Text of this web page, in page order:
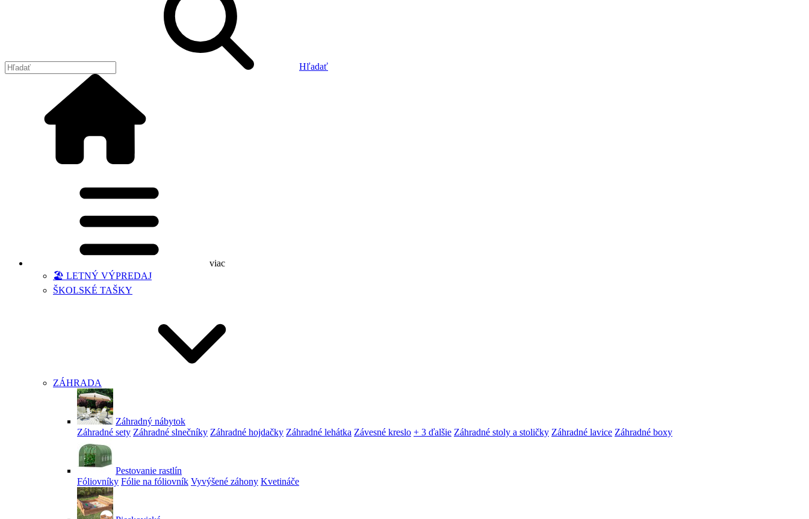
Hľadať
viac
🏖️ LETNÝ VÝPREDAJ
ŠKOLSKÉ TAŠKY
ZÁHRADA
Záhradný nábytok
Záhradné sety Záhradné slnečníky Záhradné hojdačky Záhradné lehátka Závesné kreslo + 3 ďalšie Záhradné stoly a stoličky Záhradné lavice Záhradné boxy
Pestovanie rastlín
Fóliovníky Fólie na fóliovník Vyvýšené záhony Kvetináče